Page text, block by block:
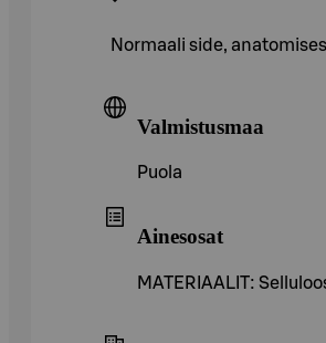
Normaali side,
Valmistusmaa
Puola
Ainesosat
MATERIAALIT: